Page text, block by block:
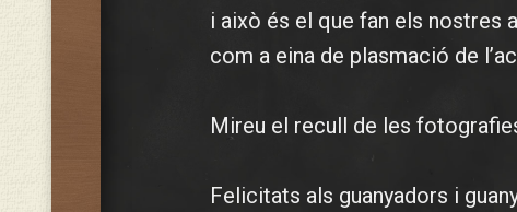
i això és el que fan els nostres
com a eina de plasmació de
Mireu el recull de les
Felicitats als guanyadors i